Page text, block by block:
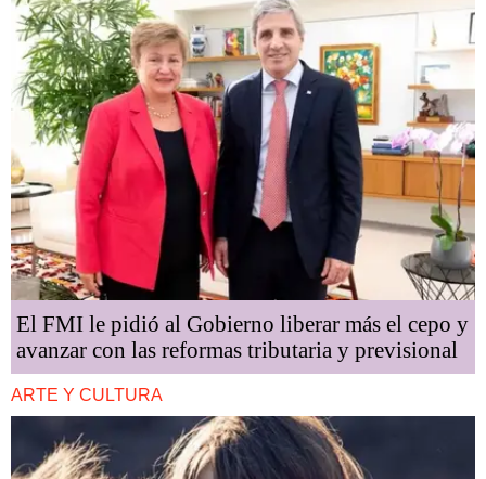
El FMI le pidió al Gobierno liberar más el cepo y
avanzar con las reformas tributaria y previsional
ARTE Y CULTURA